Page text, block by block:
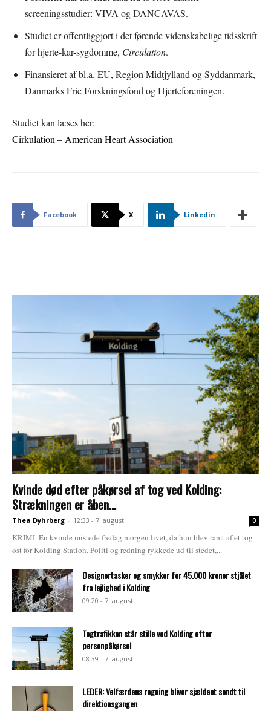
screeningsstudier: VIVA og DANCAVAS.
Studiet er offentliggjort i det førende videnskabelige tidsskrift
for hjerte-kar-sygdomme, Circulation.
Finansieret af bl.a. EU, Region Midtjylland og Syddanmark,
Danmarks Frie Forskningsfond og Hjerteforeningen.
Studiet kan læses her:
Cirkulation – American Heart Association
Facebook X Linkedin
Kvinde død efter påkørsel af tog ved Kolding:
Strækningen er åben...
Thea Dyhrberg - 12:33 - 7. august 0
KRIMI. En kvinde mistede fredag morgen livet, da hun blev ramt af et tog
øst for Kolding Station. Politi og redning rykkede ud til stedet,...
Designertasker og smykker for 45.000 kroner stjålet
fra lejlighed i Kolding
09:20 - 7. august
Togtrafikken står stille ved Kolding efter
personpåkørsel
08:39 - 7. august
LEDER: Velfærdens regning bliver sjældent sendt til
direktionsgangen